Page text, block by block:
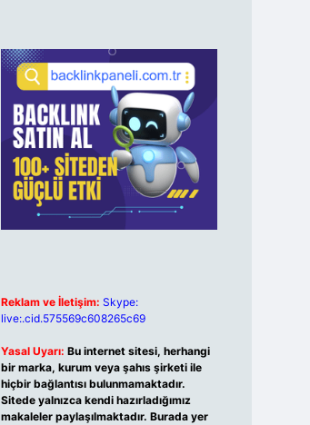
Reklam ve İletişim: Skype:
live:.cid.575569c608265c69
Yasal Uyarı: Bu internet sitesi, herhangi
bir marka, kurum veya şahıs şirketi ile
hiçbir bağlantısı bulunmamaktadır.
Sitede yalnızca kendi hazırladığımız
makaleler paylaşılmaktadır. Burada yer